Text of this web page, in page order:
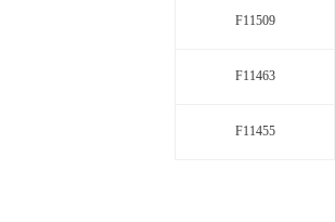
F11509
F11463
F11455